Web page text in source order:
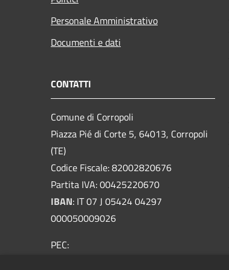
Personale Amministrativo
Documenti e dati
CONTATTI
Comune di Corropoli
Piazza Pié di Corte 5, 64013, Corropoli
(TE)
Codice Fiscale: 82002820676
Partita IVA: 00425220670
IBAN: IT 07 J 05424 04297
000050009026
PEC: